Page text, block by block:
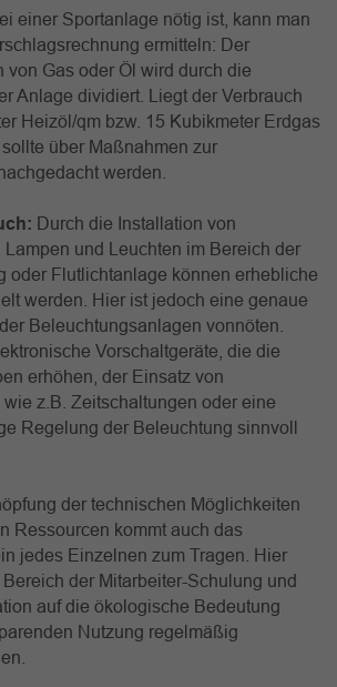
einer Sportanlage nötig ist, kann man
ermitteln: Der
von Gas oder Öl wird durch die
Anlage dividiert. Liegt der Verbrauch
Heizöl/qm bzw. 15 Kubikmeter Erdgas
über Maßnahmen zur
werden.
Durch die Installation von
und Leuchten im Bereich der
oder Flutlichtanlage können erhebliche
werden. Hier ist jedoch eine genaue
Beleuchtungsanlagen vonnöten.
Vorschaltgeräte, die die
erhöhen, der Einsatz von
z.B. Zeitschaltungen oder eine
Regelung der Beleuchtung sinnvoll
der technischen Möglichkeiten
Ressourcen kommt auch das
jedes Einzelnen zum Tragen. Hier
der Mitarbeiter-Schulung und
auf die ökologische Bedeutung
Nutzung regelmäßig